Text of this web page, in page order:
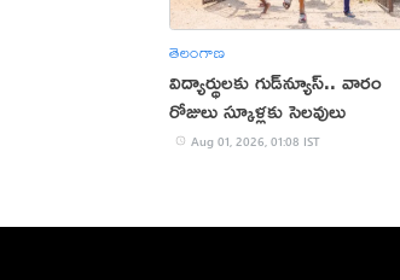
తెలంగాణ
విద్యార్థులకు గుడ్‌న్యూస్.. వారం
రోజులు స్కూళ్లకు సెలవులు
Aug 01, 2026, 01:08 IST